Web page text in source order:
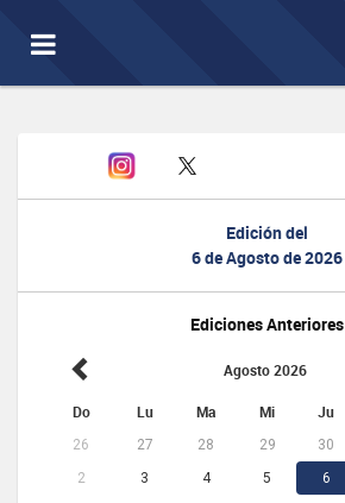
Toggle
navigation
Edición del
6 de Agosto de 2026
Ediciones Anteriores
Agosto 2026
Do Lu Ma Mi Ju
26 27 28 29 30
2
3 4 5 6